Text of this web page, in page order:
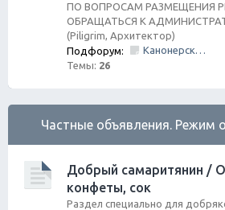
ПО ВОПРОСАМ РАЗМЕЩЕНИЯ
ОБРАЩАТЬСЯ К
(Piligrim, Архитектор)
Подфорум:
Канонерский КАСПЕР
Темы: 26
Частные объявления. Режим
Добрый самаритянин /
конфеты, сок
Раздел специально для